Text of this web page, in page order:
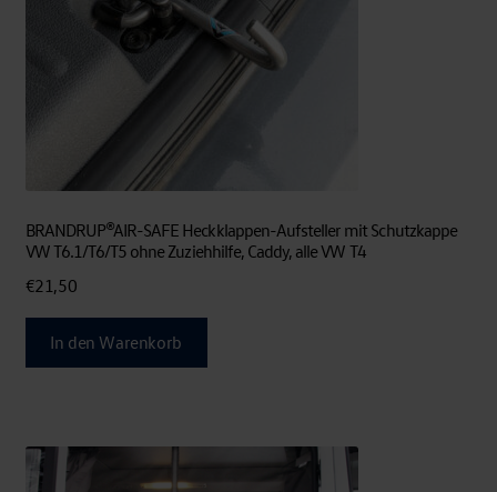
BRANDRUP®AIR-SAFE Heckklappen-Aufsteller mit Schutzkappe
VW T6.1/T6/T5 ohne Zuziehhilfe, Caddy, alle VW T4
€21,50
In den Warenkorb